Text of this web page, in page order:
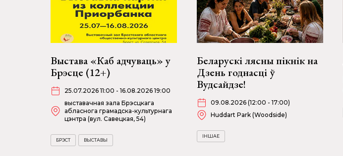
Выстава «Каб адчуваць» у
Брэсце (12+)
25.07.2026 11:00 - 16.08.2026 19:00
выставачная зала Брэсцкага
абласнога грамадска-культурнага
цэнтра (вул. Савецкая, 54)
БРЭСТ ВЫСТАВЫ
Беларускі лясны пікнік на
Дзень годнасці ў
Вудсайдзе!
09.08.2026 (12:00 - 17:00)
Huddart Park (Woodside)
ІНШАЕ